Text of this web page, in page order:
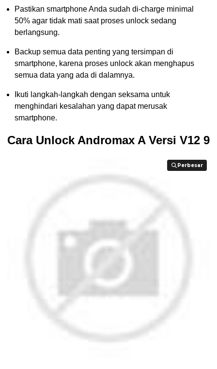
Pastikan smartphone Anda sudah di-charge minimal
50% agar tidak mati saat proses unlock sedang
berlangsung.
Backup semua data penting yang tersimpan di
smartphone, karena proses unlock akan menghapus
semua data yang ada di dalamnya.
Ikuti langkah-langkah dengan seksama untuk
menghindari kesalahan yang dapat merusak
smartphone.
Cara Unlock Andromax A Versi V12 9
Perbesar
Perbesar